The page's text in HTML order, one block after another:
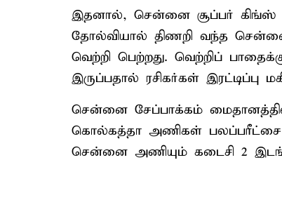
இதனால், சென்னை சூப்பர் கிங்ஸ்
தோல்வியால் திணறி வந்த
வெற்றி பெற்றது. வெற்றிப்
இருப்பதால் ரசிகர்கள் இரட்டிப்பு
சென்னை சேப்பாக்கம்
கொல்கத்தா அணிகள் பலப்பரீட்சை
சென்னை அணியும் கடைசி 2